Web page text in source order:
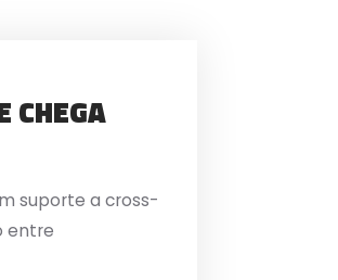
CHEGA
suporte a cross-
entre